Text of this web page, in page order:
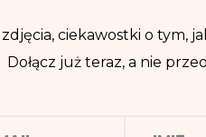
ciekawostki o tym,
Dołącz już teraz, a nie